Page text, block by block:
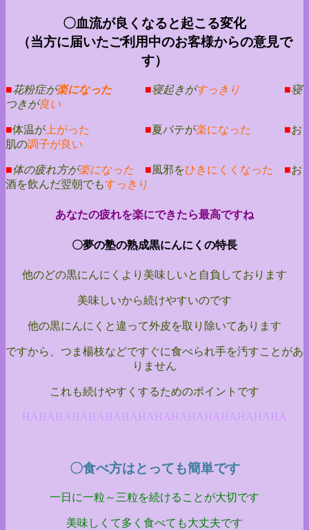
〇血流が良くなると起こる変化
（当方に届いたご利用中のお客様からの意見で
す）
■花粉症が楽になった ■寝起きがすっきり ■寝
つきが良い
■体温が 上がった ■夏バテが楽になった ■お
肌の調子が良い
■体の疲れ方が楽になった ■風邪をひきにくくなった ■お
酒を飲んだ翌朝でもすっきり
あなたの疲れを楽にできたら最高ですね
〇夢の塾の熟成黒にんにくの特長
他のどの黒にんにくより美味しいと自負しております
美味しいから続けやすいのです
他の黒にんにくと違って外皮を取り除いてあります
ですから、つま楊枝などですぐに食べられ手を汚すことがあ
りません
これも続けやすくするためのポイントです
HAHAHAHAHAHAHAHAHAHAHAHAHAHAHAHA
〇食べ方はとっても簡単です
一日に一粒～三粒を続けることが大切です
美味しくて多く食べても大丈夫です